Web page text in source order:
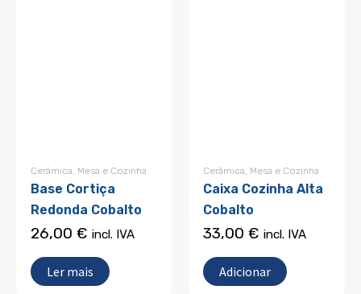
Cerâmica, Mesa e Cozinha
Base Cortiça
Redonda Cobalto
26,00 € incl. IVA
Ler mais
Cerâmica, Mesa e Cozinha
Caixa Cozinha Alta
Cobalto
33,00 € incl. IVA
Adicionar